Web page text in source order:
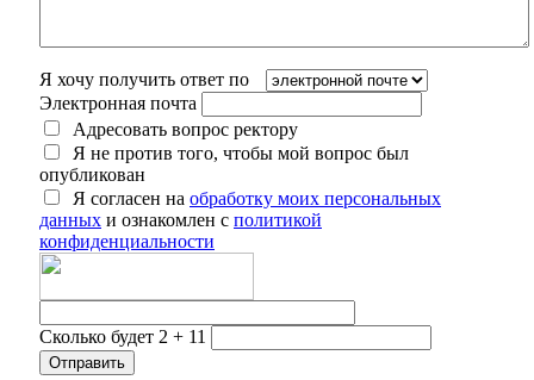
Я хочу получить ответ по
Электронная почта
Адресовать вопрос ректору
Я не против того, чтобы мой вопрос был
опубликован
Я согласен на обработку моих персональных
данных и ознакомлен с политикой
конфиденциальности
Сколько будет 2 + 11